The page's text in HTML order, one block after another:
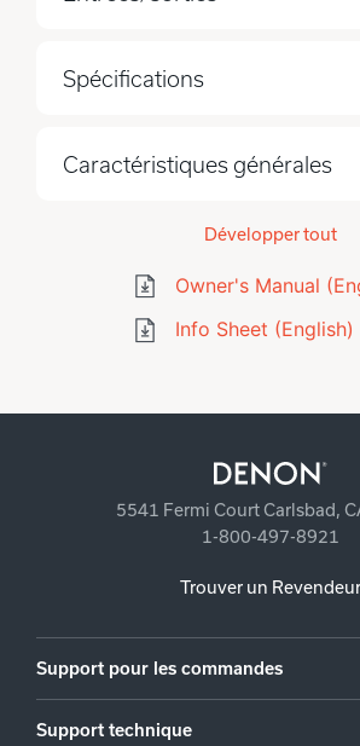
Owner's Manual
Info Sheet (English)
Spécifications
Caractéristiques générales
Développer tout
5541 Fermi Court Carlsbad,
1-800-497-8921
Trouver un Revendeur
Support pour les commandes
Support technique